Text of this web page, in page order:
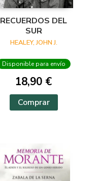
RECUERDOS DEL
SUR
HEALEY, JOHN J.
Disponible para envío
18,90 €
Comprar